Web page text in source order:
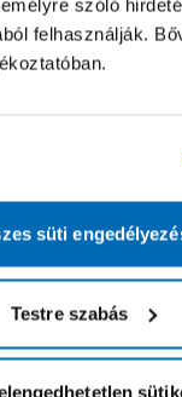
szóló
felhasználják.
süti
Testre szabás